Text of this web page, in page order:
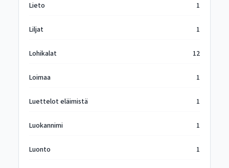
Lieto 1
Liljat 1
Lohikalat 12
Loimaa 1
Luettelot eläimistä 1
Luokannimi 1
Luonto 1